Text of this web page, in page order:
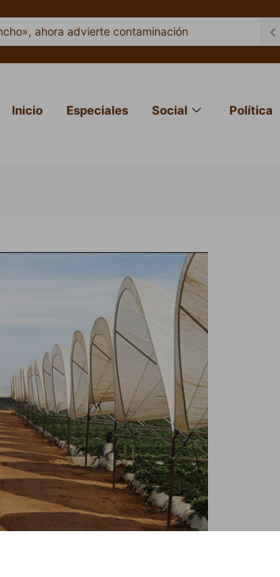
ahora advierte contaminación
Inicio Especiales Social Política
muerte de trabajador